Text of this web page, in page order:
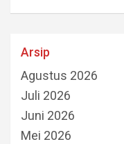
Arsip
Agustus 2026
Juli 2026
Juni 2026
Mei 2026